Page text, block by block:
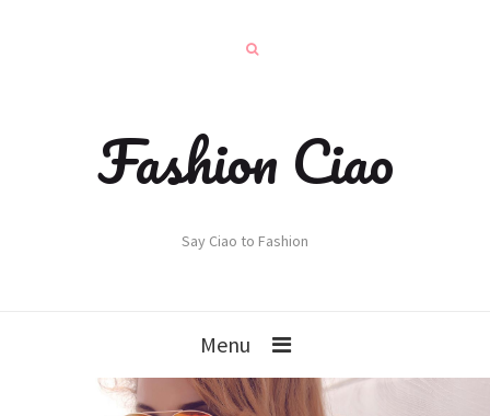
Fashion Ciao
Say Ciao to Fashion
Menu